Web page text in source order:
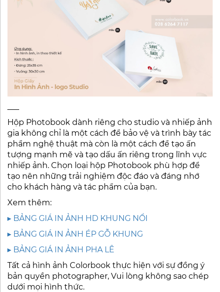
Hộp Photobook dành riêng cho studio và nhiếp ảnh
gia không chỉ là một cách để bảo vệ và trình bày tác
phẩm nghệ thuật mà còn là một cách để tạo ấn
tượng mạnh mẽ và tạo dấu ấn riêng trong lĩnh vực
nhiếp ảnh. Chọn loại hộp Photobook phù hợp để
tạo nên những trải nghiệm độc đáo và đáng nhớ
cho khách hàng và tác phẩm của bạn.
Xem thêm:
▸ BẢNG GIÁ IN ẢNH HD KHUNG NỔI
▸ BẢNG GIÁ IN ẢNH ÉP GỖ KHUNG
▸ BẢNG GIÁ IN ẢNH PHA LÊ
Tất cả hình ảnh Colorbook thực hiện với sự đồng ý
bản quyền photographer, Vui lòng không sao chép
dưới mọi hình thức.